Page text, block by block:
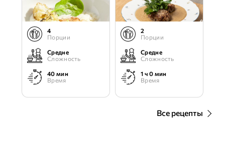
4
Порции
Средне
Сложность
40 мин
Время
2
Порции
Средне
Сложность
1 ч 0 мин
Время
Все рецепты